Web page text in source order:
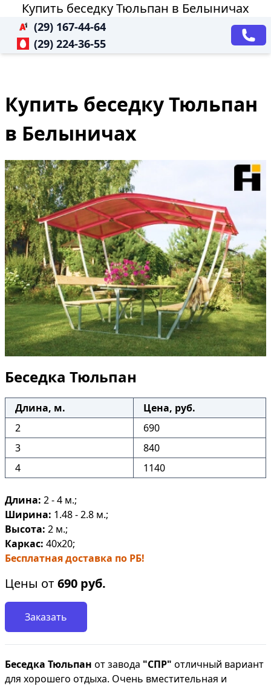
Купить беседку Тюльпан в Белыничах
(29) 167-44-64
(29) 224-36-55
Купить беседку Тюльпан
в Белыничах
Беседка Тюльпан
Длина, м.
Цена, руб.
2
690
3
840
4
1140
Длина: 2 - 4 м.;
Ширина: 1.48 - 2.8 м.;
Высота: 2 м.;
Каркас: 40х20;
Бесплатная доставка по РБ!
Цены от690 руб.
Заказать
Беседка Тюльпан от завода "СПР" отличный вариант
для хорошего отдыха. Очень вместительная и